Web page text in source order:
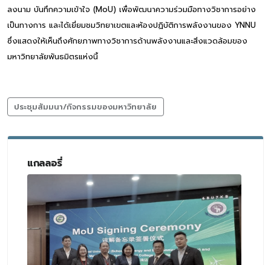
ลงนาม บันทึกความเข้าใจ (MoU) เพื่อพัฒนาความร่วมมือทางวิชาการอย่าง
เป็นทางการ และได้เยี่ยมชมวิทยาเขตและห้องปฏิบัติการพลังงานของ YNNU
ซึ่งแสดงให้เห็นถึงศักยภาพทางวิชาการด้านพลังงานและสิ่งแวดล้อมของ
มหาวิทยาลัยพันธมิตรแห่งนี้
ประชุมสัมมนา/กิจกรรมของมหาวิทยาลัย
แกลลอรี่